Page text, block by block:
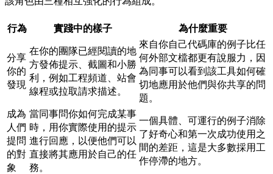
行為 實踐中的樣子 為什麼重要
分享
你的
發現
在你的團隊已經閱讀的地
方發佈提示、截圖和小勝
利，例如工程頻道、站會
線程或拉取請求描述。
來自你自己代碼庫的例子比任
何外部文檔都更有說服力，因
為同事可以看到該工具如何確
切地應用於他們與你共享的問
題。
成為
人們
提問
的對
象
當同事問你如何完成某事
時，用你實際使用的提示
進行回應，以便他們可以
直接將其應用於自己的任
務。
一個具體、可運行的例子消除
了好奇心和第一次成功使用之
間的差距，這是大多數採用工
作停滯的地方。